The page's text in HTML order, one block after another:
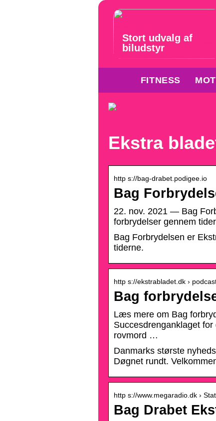
Stort udvalg af
biludstyr
FITNESS
Ekstra
http s://bag-drabet.podigee.io
Bag
22. nov. 2021 — Bag
forbrydelser gennem
Bag Forbrydelsen er
tiderne.
http s://ekstrabladet.dk ›
Bag
Læs mere om Bag
Succesdrenganklaget
rovmord …
Danmarks største
Døgnet rundt.
http s://www.megaradio.dk ›
Bag Drabet